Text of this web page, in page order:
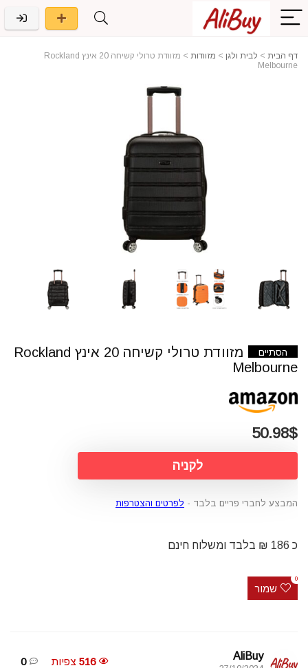
דף הבית > לבית ולגן > מזוודות >
מזוודת טרולי קשיחה 20 אינץ Rockland
Melbourne
הסתיים
מזוודת טרולי קשיחה 20 אינץ Rockland
Melbourne
50.98$
לקניה
המבצע לחברי פריים בלבד - לפרטים והצטרפות
כ 186 ₪ בלבד ומשלוח חינם
שמור
0
AliBuy
516 צפיות 0